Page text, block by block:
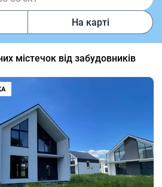
На карті
містечок від забудовників